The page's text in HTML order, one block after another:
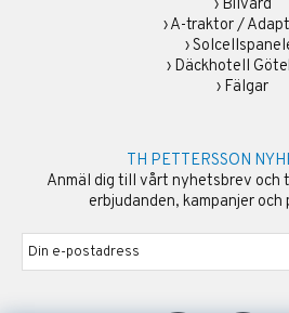
› Bilvård
›A-traktor /
›
› Däckhotell
› Fälgar
TH PETTERSSON
Anmäl dig till vårt nyhetsbrev och
erbjudanden, kampanjer